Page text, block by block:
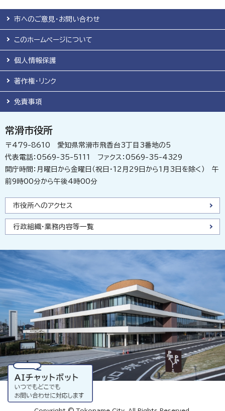
市へのご意見・お問い合わせ
このホームページについて
個人情報保護
著作権・リンク
免責事項
常滑市役所
〒479-8610 愛知県常滑市飛香台3丁目3番地の5
代表電話：0569-35-5111 ファクス：0569-35-4329
開庁時間：月曜日から金曜日（祝日・12月29日から1月3日を除く） 午
前9時00分から午後4時00分
市役所へのアクセス
行政組織・業務内容等一覧